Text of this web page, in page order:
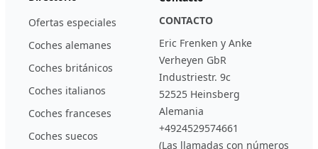
Ofertas especiales
Coches alemanes
Coches británicos
Coches italianos
Coches franceses
Coches suecos
CONTACTO
Eric Frenken y Anke
Verheyen GbR
Industriestr. 9c
52525 Heinsberg
Alemania
+4924529574661
(Las llamadas con números